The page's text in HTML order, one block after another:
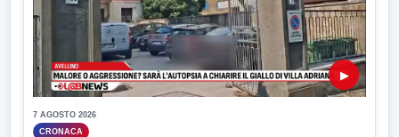
▶
7 AGOSTO 2026
CRONACA